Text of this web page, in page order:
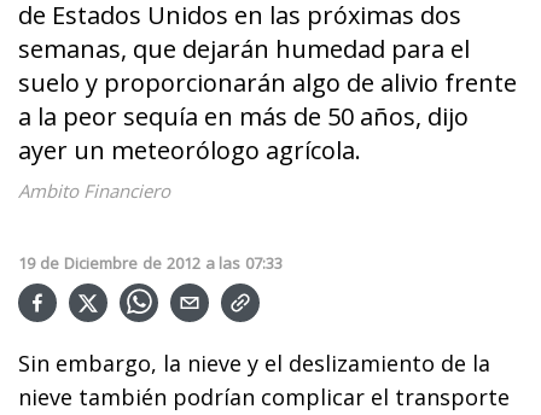
de Estados Unidos en las próximas dos
semanas, que dejarán humedad para el
suelo y proporcionarán algo de alivio frente
a la peor sequía en más de 50 años, dijo
ayer un meteorólogo agrícola.
Ambito Financiero
19 de Diciembre de 2012 a las 07:33
Sin embargo, la nieve y el deslizamiento de la
nieve también podrían complicar el transporte